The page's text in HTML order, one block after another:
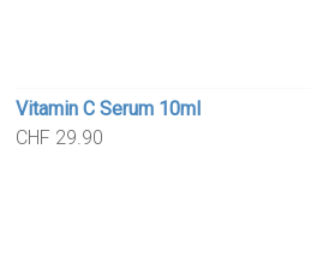
Vitamin C Serum 10ml
CHF 29.90